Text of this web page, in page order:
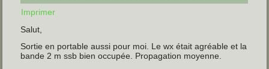
Imprimer
Salut,
Sortie en portable aussi pour moi. Le wx était agréable et la
bande 2 m ssb bien occupée. Propagation moyenne.